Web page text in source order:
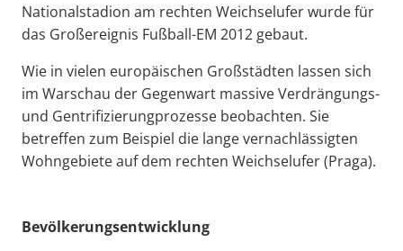
Nationalstadion am rechten Weichselufer wurde für
das Großereignis Fußball-EM 2012 gebaut.
Wie in vielen europäischen Großstädten lassen sich
im Warschau der Gegenwart massive Verdrängungs-
und Gentrifizierungprozesse beobachten. Sie
betreffen zum Beispiel die lange vernachlässigten
Wohngebiete auf dem rechten Weichselufer (Praga).
Bevölkerungsentwicklung